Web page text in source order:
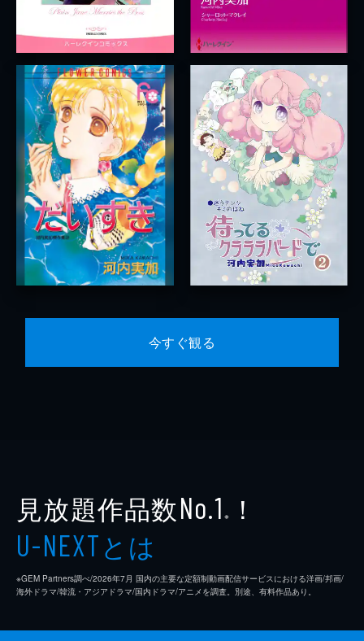
今すぐ観る
見放題作品数No.1 ※ ！
U-NEXTとは
※GEM Partners調べ/2026年7⽉ 国内の主要な定額制動画配信サービスにおける洋画/邦画/
海外ドラマ/韓流・アジアドラマ/国内ドラマ/アニメを調査。別途、有料作品あり。